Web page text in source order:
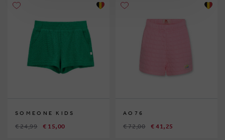
SOMEONE KIDS
€ 24,99 € 15,00
AO76
€ 72,00 € 41,25